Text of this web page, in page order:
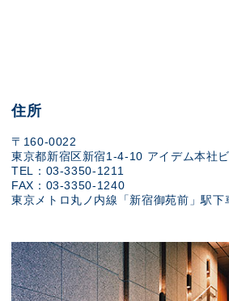
住所
〒160-0022
東京都新宿区新宿1-4-10 アイデム本社
TEL：03-3350-1211
FAX：03-3350-1240
東京メトロ丸ノ内線「新宿御苑前」駅下